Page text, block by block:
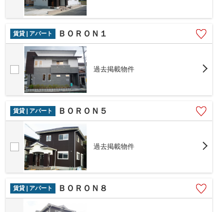
賃貸 | アパート ＢＯＲＯＮ１
過去掲載物件
賃貸 | アパート ＢＯＲＯＮ５
過去掲載物件
賃貸 | アパート ＢＯＲＯＮ８